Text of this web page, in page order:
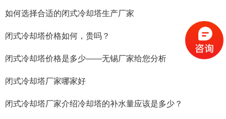
如何选择合适的闭式冷却塔生产厂家
闭式冷却塔价格如何，贵吗？
闭式冷却塔价格是多少——无锡厂家给您分析
闭式冷却塔厂家哪家好
闭式冷却塔厂家介绍冷却塔的补水量应该是多少？